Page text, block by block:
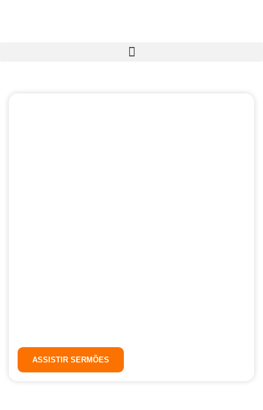
ASSISTIR SERMÕES